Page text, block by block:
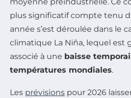
plus significatif compte tenu
année s’est déroulée dans le
climatique La Niña, lequel est
associé à une baisse
températures mondiales.
Les prévisions pour 2026